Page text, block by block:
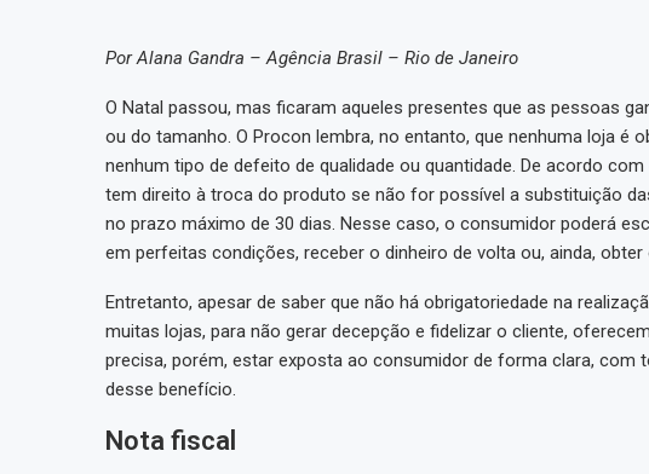
Por Alana Gandra – Agência Brasil – Rio de Janeiro
O Natal passou, mas ficaram aqueles presentes que as pessoas
ou do tamanho. O Procon lembra, no entanto, que nenhuma loja é
nenhum tipo de defeito de qualidade ou quantidade. De acordo
tem direito à troca do produto se não for possível a substituição
no prazo máximo de 30 dias. Nesse caso, o consumidor poderá
em perfeitas condições, receber o dinheiro de volta ou, ainda,
Entretanto, apesar de saber que não há obrigatoriedade na
muitas lojas, para não gerar decepção e fidelizar o cliente,
precisa, porém, estar exposta ao consumidor de forma clara, com
desse benefício.
Nota fiscal